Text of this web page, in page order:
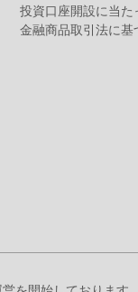
投資口座開設に当
金融商品取引法に